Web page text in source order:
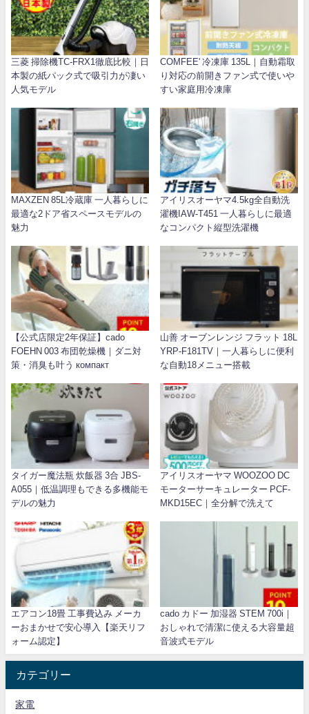
三菱 掃除機TC-FRX1徹底比較｜日
本製の紙パック式で吸引力が凄い
人気モデル
COMFEE' 冷凍庫 135L｜自動霜取
り対応の前開きファン式で使いや
すい家庭用冷凍庫
MAXZEN 85L冷蔵庫 一人暮らしに
最適な2ドア省スペースモデルの
魅力
アイリスオーヤマ4.5kg全自動洗
濯機IAW-T451 一人暮らしに最適
なコンパクト縦型洗濯機
【公式店限定2年保証】cado
FOEHN 003 布団乾燥機｜ダニ対
策・消臭も叶う компакт
山善 オーブンレンジ フラット 18L
YRP-F181TV｜一人暮らしに便利
な自動18メニュー搭載
タイガー魔法瓶 炊飯器 3合 JBS-
A055｜低温調理もできる多機能モ
デルの魅力
アイリスオーヤマ WOOZOO DC
モーターサーキュレーター PCF-
MKD15EC｜全分解で洗えて
エアコン18畳 工事費込み メーカ
ーおまかせで安心導入【楽天リフ
ォーム認定】
cado カドー 加湿器 STEM 700i｜
おしゃれで清潔に使える大容量超
音波式モデル
カテゴリー
家電